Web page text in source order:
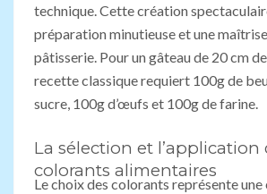
technique. Cette création
préparation minutieuse et une
pâtisserie. Pour un gâteau de 20 cm
recette classique requiert 100g de
sucre, 100g d’œufs et 100g de farine.
La sélection et l’application
colorants alimentaires
Le choix des colorants représente une